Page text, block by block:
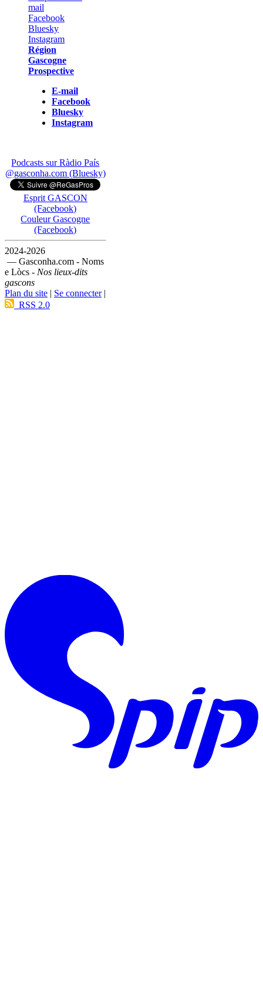
Région
Gascogne
Prospective
E-mail
Facebook
Bluesky
Instagram
Podcasts sur Ràdio País
@gasconha.com (Bluesky)
Esprit GASCON
(Facebook)
Couleur Gascogne
(Facebook)
2024-2026
— Gasconha.com - Noms
e Lòcs - Nos lieux-dits
gascons
Plan du site | Se connecter|
RSS 2.0